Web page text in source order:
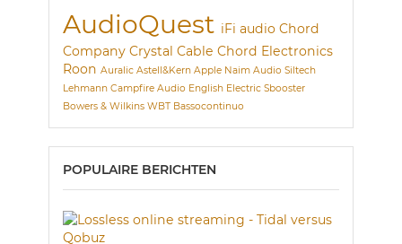
AudioQuest iFi audio Chord
Company Crystal Cable Chord Electronics
Roon Auralic Astell&Kern Apple Naim Audio Siltech
Lehmann Campfire Audio English Electric Sbooster
Bowers & Wilkins WBT Bassocontinuo
POPULAIRE BERICHTEN